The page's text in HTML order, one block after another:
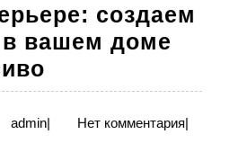
создаем
в вашем доме
в
интерьере:
adminadmin
| Нет комментария|